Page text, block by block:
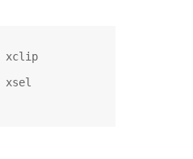
xclip
xsel